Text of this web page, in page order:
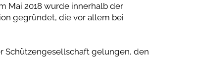
Mai 2018 wurde innerhalb der
gegründet, die vor allem bei
Schützengesellschaft gelungen, den